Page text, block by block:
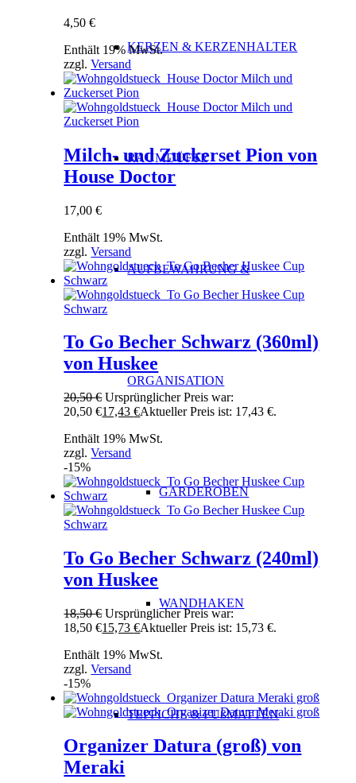
KERZEN & KERZENHALTER
RAUMDÜFTE
AUFBEWAHRUNG &
ORGANISATION
GARDEROBEN
WANDHAKEN
TEPPICHE & FUßMATTEN
4,50€
Enthält 19% MwSt.
zzgl.Versand
Milch- und Zuckerset Pion von
House Doctor
17,00€
Enthält 19% MwSt.
zzgl.Versand
To Go Becher Schwarz (360ml)
von Huskee
20,50€ Ursprünglicher Preis war:
20,50 €17,43€Aktueller Preis ist: 17,43 €.
Enthält 19% MwSt.
zzgl.Versand
-15%
To Go Becher Schwarz (240ml)
von Huskee
18,50€ Ursprünglicher Preis war:
18,50 €15,73€Aktueller Preis ist: 15,73 €.
Enthält 19% MwSt.
zzgl.Versand
-15%
Organizer Datura (groß) von
Meraki